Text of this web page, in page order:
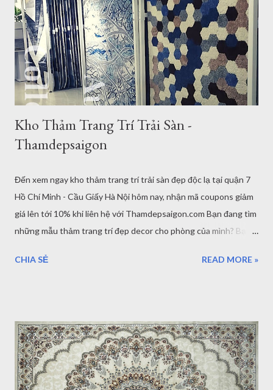
thời gian để lại. Thảm trang trí Vintage HCM - HN Những hoa
văn trên thảm Vintage luôn là những điểm nhấn độc đáo,
thường là sự kết hợp của 2 đến 3 màu chứ không quá nhiều màu.
Thảm trang trí Vintage thảm trải sàn phòng khách TPHCM
thảm trải sàn phòng n...
Kho Thảm Trang Trí Trải Sàn -
Thamdepsaigon
Đến xem ngay kho thảm trang trí trải sàn đẹp độc lạ tại quận 7
Hồ Chí Minh - Cầu Giấy Hà Nội hôm nay, nhận mã coupons giảm
giá lên tới 10% khi liên hệ với Thamdepsaigon.com Bạn đang tìm
những mẫu thảm trang trí đẹp decor cho phòng của mình? Bạn
trang trí đẹp? Bạn lo lắng không biết mẫu mã và chất lượng
mua lẻ hay mua sỉ... Tất cả những câu hỏi của bạn sẽ được Kho
Thảm Đẹp trình bày rõ ràng, cụ thể, chi tiết nhất trong bài viết
này. Để bạn có thể yên tâm chọn mẫu thảm trang trí đẹp mà
không cần chạy xe lên cửa hàng thảm trải sàn tại TPHCM và Hà
CHIA SẺ READ MORE »